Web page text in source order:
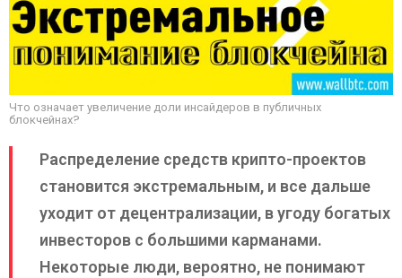
Что означает увеличение доли инсайдеров в публичных
блокчейнах?
Распределение средств крипто-проектов
становится экстремальным, и все дальше
уходит от децентрализации, в угоду богатых
инвесторов с большими карманами.
Некоторые люди, вероятно, не понимают